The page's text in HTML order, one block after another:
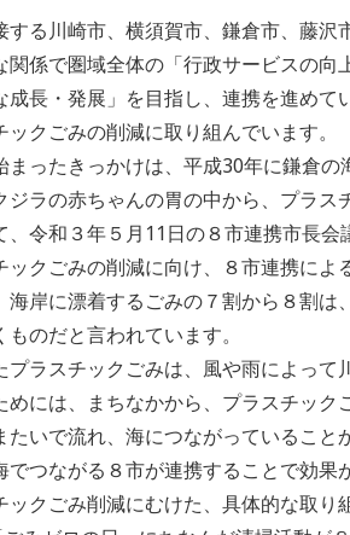
する川崎市、横須賀市、鎌倉市、藤沢
関係で圏域全体の「行政サービスの向
成長・発展」を目指し、連携を進めて
クごみの削減に取り組んでいます。
まったきっかけは、平成30年に鎌倉の
ジラの赤ちゃんの胃の中から、プラス
、令和３年５月11日の８市連携市長会
ックごみの削減に向け、８市連携によ
海岸に漂着するごみの７割から８割は
のだと言われています。
プラスチックごみは、風や雨によって
めには、まちなかから、プラスチック
たいで流れ、海につながっていること
でつながる８市が連携することで効果
クごみ削減にむけた、具体的な取り